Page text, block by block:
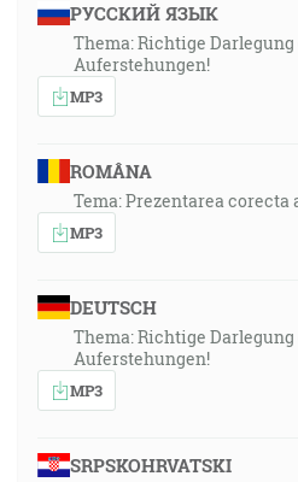
РУССКИЙ ЯЗЫК
Thema: Richtige
Auferstehungen!
MP3
ROMÂNA
Tema: Prezentarea
MP3
DEUTSCH
Thema: Richtige
Auferstehungen!
MP3
SRPSKOHRVATSKI